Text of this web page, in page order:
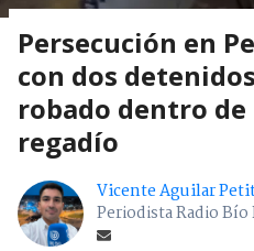
Persecución en
con dos
robado dentro de
regadío
Vicente Aguilar
Periodista Radio